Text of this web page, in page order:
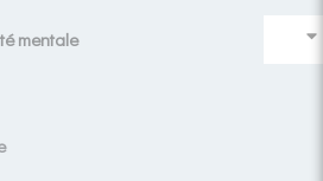
mentale